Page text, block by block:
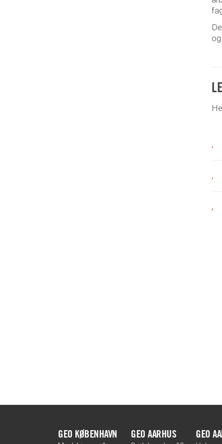
,
,
,
GEO KØBENHAVN GEO AARHUS GEO